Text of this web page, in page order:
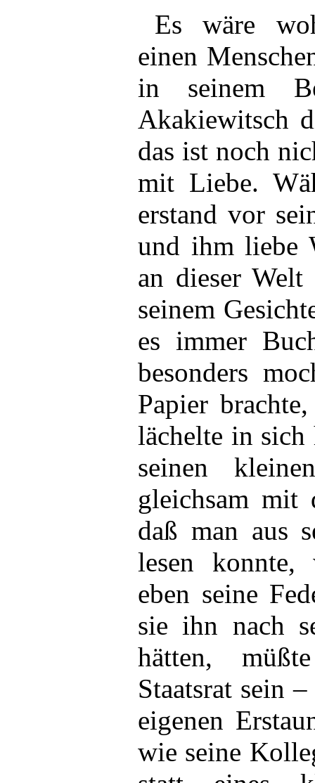
Es wäre
einen
in seinem
Akakiewitsch
das ist noch
mit Liebe.
erstand vor
und ihm liebe
an dieser
seinem
es immer
besonders
Papier
lächelte in
seinen
gleichsam mit
daß man aus
lesen konnte,
eben seine
sie ihn nach
hätten,
Staatsrat sein
eigenen
wie seine